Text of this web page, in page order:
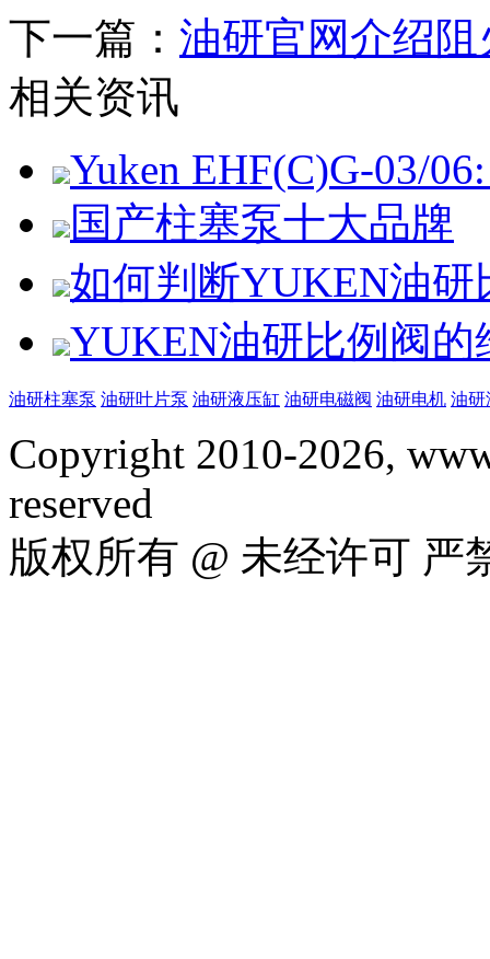
下一篇： 油研官网介绍
相关资讯
Yuken EHF(C)G-03/
国产柱塞泵十大品牌
如何判断YUKEN油
YUKEN油研比例阀的
油研柱塞泵 油研叶片泵 油研液压缸 油研电磁阀 油研电机 油研
Copyright 2010-2026,
reserved
版权所有 @ 未经许可 严